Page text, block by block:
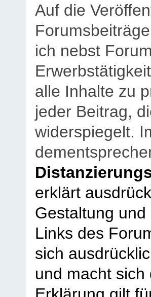
Auf die
ich nebst
alle Inhalte zu
jeder Beitrag,
widerspiegelt.
erklärt
Gestaltung
Links des
sich
und macht